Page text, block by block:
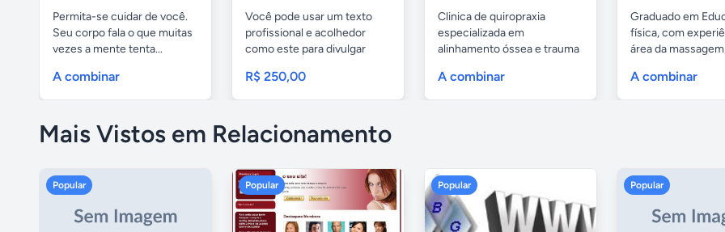
Permita-se cuidar de você.
Seu corpo fala o que muitas
vezes a mente tenta...
A combinar
Você pode usar um texto
profissional e acolhedor
como este para divulgar
R$ 250,00
Clinica de quiropraxia
especializada em
alinhamento óssea e trauma
A combinar
Graduado em
física, com
área da
A combinar
Mais Vistos em Relacionamento
Popular Popular Popular Popular